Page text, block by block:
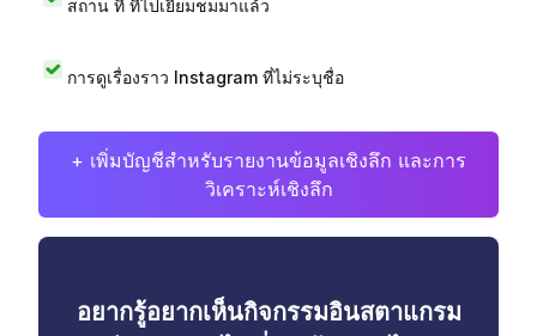
สถาน ที่ ที่ไปเยี่ยมชมมาแล้ว
การดูเรื่องราว Instagram ที่ไม่ระบุชื่อ
+ เพิ่มบัญชีสำหรับรายงานข้อมูลเชิงลึก และการ
วิเคราะห์เชิงลึก
อยากรู้อยากเห็นกิจกรรมอินสตาแกรม